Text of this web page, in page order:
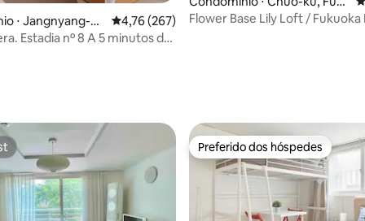
de 5, 331 avaliações
⋅ Jangnyang-do
Pohang
4,76 de uma avaliação média de 5, 267
4,76 (267)
Estadia nº 8 A 5 minutos de
uoka
Flower Base Lily Loft / Fukuoka
Preferido dos hóspedes
Preferido dos hóspedes